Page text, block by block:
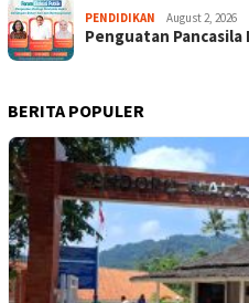
PENDIDIKAN August 2, 2026
Penguatan
BERITA POPULER